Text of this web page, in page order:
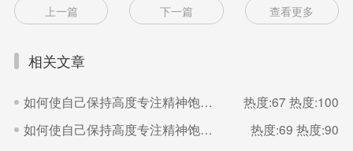
上一篇 下一篇 查看更多
相关文章
如何使自己保持高度专注精神饱满的状态？（二） 热度:67 热度:100
如何使自己保持高度专注精神饱满的状态？（一）
热度:69 热度:90